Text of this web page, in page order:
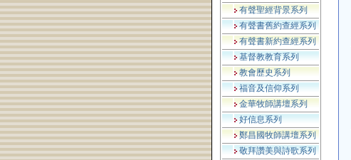
有聲聖經背景系列
有聲書舊約查經系列
有聲書新約查經系列
基督教教育系列
教會歷史系列
福音及信仰系列
金華牧師講壇系列
好信息系列
鄭昌國牧師講壇系列
敬拜讚美與詩歌系列